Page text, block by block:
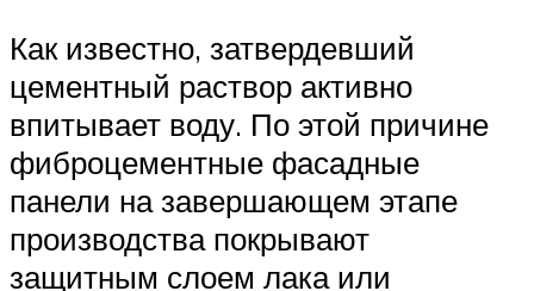
Как известно, затвердевший
цементный раствор активно
впитывает воду. По этой причине
фиброцементные фасадные
панели на завершающем этапе
производства покрывают
защитным слоем лака или